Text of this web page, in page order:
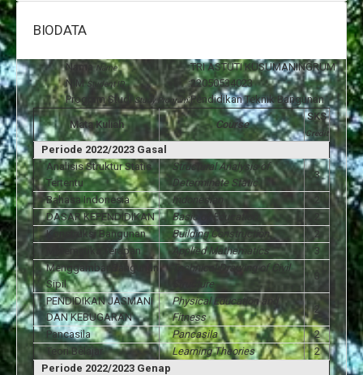
BIODATA
NamaName :TRI ASTUTI KUSUMANINGRUM
NIMStudent ID :22050534023
Program StudiStudy Program:Pendidikan Teknik Bangunan
Mata Kuliah Course
SKS
Credit
Periode 2022/2023 Gasal
Analisis Struktur Statis
Tertentu
Structural Analysis of
Determinate Static
3
Bahasa Indonesia Indonesian
2
DASAR KEPENDIDIKAN
Basic of Education
2
Konstruksi Bangunan
Building Construction
2
Matematika Terapan
Applied Mathematics
3
Menggambar Bangunan
Sipil
Technical Drawing of Civil
Structure
3
PENDIDIKAN JASMANI
DAN KEBUGARAN
Physical Education and
Fitness
2
Pancasila Pancasila
2
Teori Belajar
Learning Theories
2
Periode 2022/2023 Genap